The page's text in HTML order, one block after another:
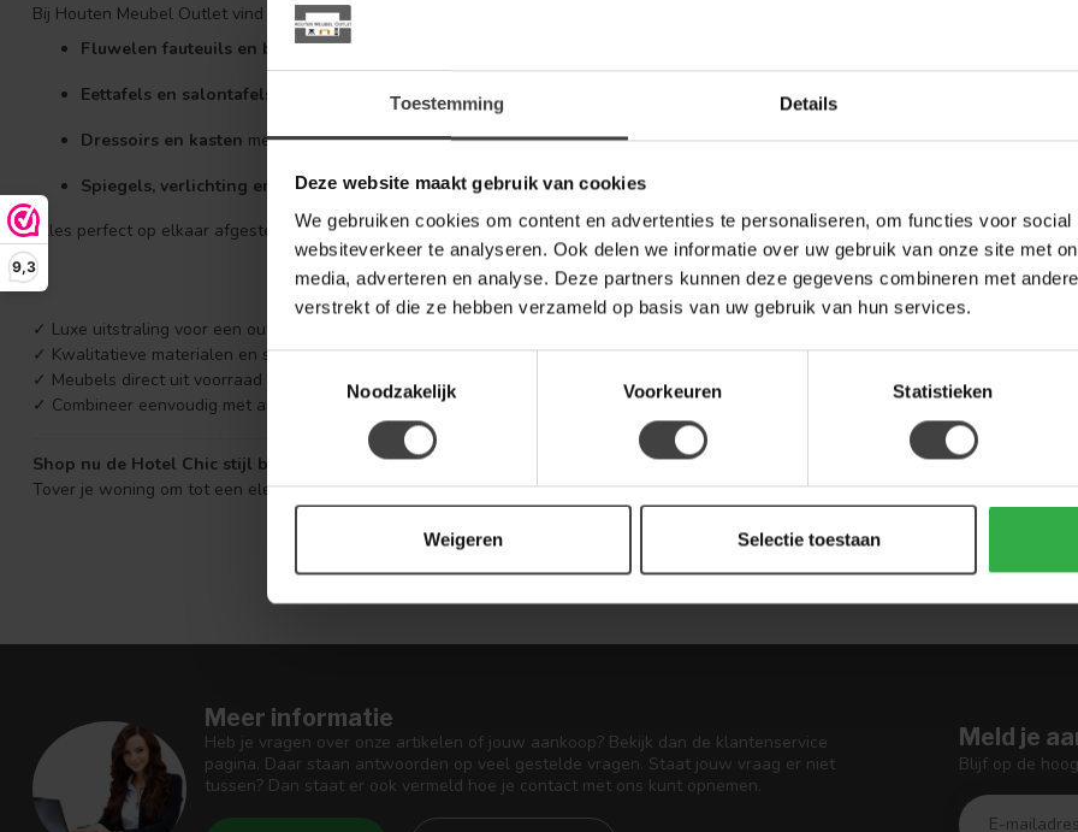
Toestemming Details
Deze website maakt gebruik van cookies
We gebruiken cookies om content en advertenties te personaliseren, om functies voor
websiteverkeer te analyseren. Ook delen we informatie over uw gebruik van onze site met
media, adverteren en analyse. Deze partners kunnen deze gegevens combineren met
verstrekt of die ze hebben verzameld op basis van uw gebruik van hun services.
Toestemmingsselectie
Noodzakelijk
Voorkeuren Statistieken
Weigeren Selectie toestaan
9,3
Bij Houten Meubel Outlet vind je een uitgebreide selectie meubels in deze luxe woonstijl, zoals:
Fluwelen fauteuils en bankenmet chique uitstraling
Eettafels en salontafels
met marmeren bladen of goudkleurige poten
Dressoirs en kasten met een glanzende afwerking of visgraatpatroon
Spiegels, verlichting en accessoiresin messing of zwart staal
Alles perfect op elkaar afgestemd, zodat jij eenvoudig een complete Hotel Chic look creëert.
WAAROM KIEZEN VOOR HOTEL CHIC BIJ HOUTEN MEUBEL
✓ Luxe uitstraling voor een outletprijs
✓ Kwalitatieve materialen en stijlvolle afwerking
✓ Meubels direct uit voorraad leverbaar
✓ Combineer eenvoudig met andere woonstijlen zoals Modern of Klassiek
Shop nu de Hotel Chic stijl bij Houten Meubel Outlet
Tover je woning om tot een elegant boutique hotel. Ontdek onze collectie en geniet van luxe voor minder.
Meer informatie
Heb je vragen over onze artikelen of jouw aankoop? Bekijk dan de klantenservice
pagina. Daar staan antwoorden op veel gestelde vragen. Staat jouw vraag er niet
tussen? Dan staat er ook vermeld hoe je contact met ons kunt opnemen.
Meld je
Blijf op de